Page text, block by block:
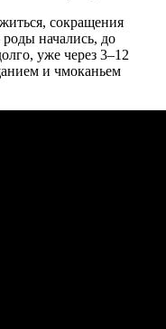
сокращения
начались, до
уже через 3–12
и чмоканьем